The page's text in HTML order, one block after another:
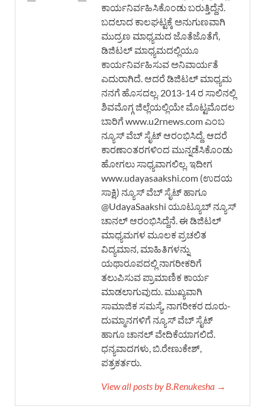
ಕಾರ್ಯನಿರ್ವಹಿಸಿಕೊಂಡು ಬರುತ್ತಿದ್ದೆನೆ.
ಬದಲಾದ ಕಾಲಘಟ್ಟಕ್ಕೆ ಅನುಗುಣವಾಗಿ
ಮುದ್ರಣ ಮಾಧ್ಯಮದ ಜೊತೆಜೊತೆಗೆ,
ಡಿಜಿಟಲ್ ಮಾಧ್ಯಮದಲ್ಲಿಯೂ
ಕಾರ್ಯನಿರ್ವಹಿಸುವ ಅನಿವಾರ್ಯತೆ
ಎದುರಾಗಿದೆ. ಆದರೆ ಡಿಜಿಟಲ್ ಮಾಧ್ಯಮ
ನನಗೆ ಹೊಸದಲ್ಲ. 2013-14 ರ ಸಾಲಿನಲ್ಲಿ
ಶಿವಮೊಗ್ಗ ಜಿಲ್ಲೆಯಲ್ಲಿಯೇ ಮೊಟ್ಟಮೊದಲ
ಬಾರಿಗೆ www.u2rnews.com ಎಂಬ
ನ್ಯೂಸ್ ವೆಬ್ ಸೈಟ್ ಆರಂಭಿಸಿದ್ದೆ. ಆದರೆ
ಕಾರಣಾಂತರಗಳಿಂದ ಮುನ್ನಡೆಸಿಕೊಂಡು
ಹೋಗಲು ಸಾಧ್ಯವಾಗಲಿಲ್ಲ. ಇದೀಗ
www.udayasaakshi.com (ಉದಯ
ಸಾಕ್ಷಿ) ನ್ಯೂಸ್ ವೆಬ್ ಸೈಟ್ ಹಾಗೂ
@UdayaSaakshi ಯೂಟ್ಯೂಬ್ ನ್ಯೂಸ್
ಚಾನಲ್ ಆರಂಭಿಸಿದ್ದೆನೆ. ಈ ಡಿಜಿಟಲ್
ಮಾಧ್ಯಮಗಳ ಮೂಲಕ ಪ್ರಚಲಿತ
ವಿದ್ಯಮಾನ, ಮಾಹಿತಿಗಳನ್ನು
ಯಥಾರೂಪದಲ್ಲಿ ನಾಗರೀಕರಿಗೆ
ತಲುಪಿಸುವ ಪ್ರಾಮಾಣಿಕ ಕಾರ್ಯ
ಮಾಡಲಾಗುವುದು. ಮುಖ್ಯವಾಗಿ
ಸಾಮಾಜಿಕ ಸಮಸ್ಯೆ, ನಾಗರೀಕರ ದೂರು-
ದುಮ್ಮಾನಗಳಿಗೆ ನ್ಯೂಸ್ ವೆಬ್ ಸೈಟ್
ಹಾಗೂ ಚಾನಲ್ ವೇದಿಕೆಯಾಗಲಿದೆ.
ಧನ್ಯವಾದಗಳು, ಬಿ.ರೇಣುಕೇಶ್,
ಪತ್ರಕರ್ತರು.
View all posts by B.Renukesha →